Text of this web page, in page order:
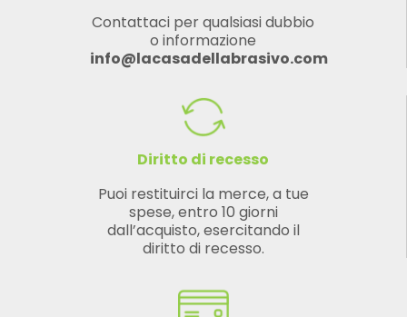
Contattaci per qualsiasi dubbio
o informazione
info@lacasadellabrasivo.com
Diritto di recesso
Puoi restituirci la merce, a tue
spese, entro 10 giorni
dall’acquisto, esercitando il
diritto di recesso.